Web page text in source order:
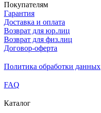
Покупателям
Гарантия
Доставка и оплата
Возврат для юр.лиц
Возврат для физ.лиц
Договор-оферта
Политика обработки данных
FAQ
Каталог